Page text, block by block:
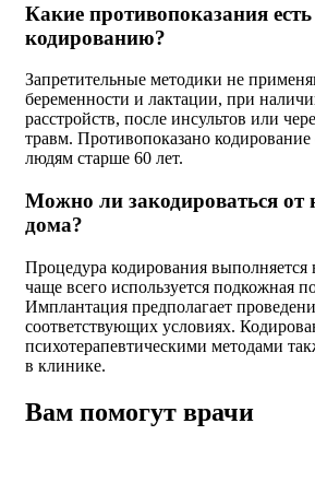
Какие противопоказания
кодированию?
Запретительные методики не
беременности и лактации, при
расстройств, после инсультов или
травм. Противопоказано кодирование
людям старше 60 лет.
Можно ли закодироваться от
дома?
Процедура кодирования выполняется
чаще всего используется подкожная
Имплантация предполагает
соответствующих условиях.
психотерапевтическими методами
в клинике.
Вам помогут врачи